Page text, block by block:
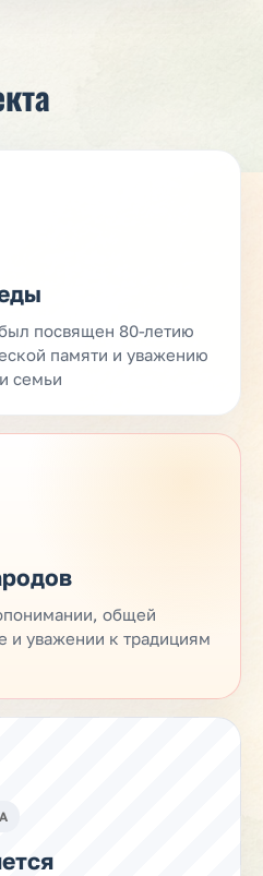
посвящен 80-летию
памяти и уважению
семьи
общей
и уважении к традициям